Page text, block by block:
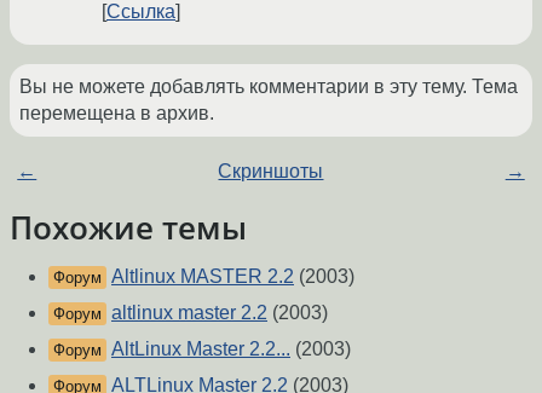
Ссылка
Вы не можете добавлять комментарии в эту тему. Тема
перемещена в архив.
← Скриншоты →
Похожие темы
Форум Altlinux MASTER 2.2 (2003)
Форум altlinux master 2.2 (2003)
Форум AltLinux Master 2.2... (2003)
Форум ALTLinux Master 2.2 (2003)